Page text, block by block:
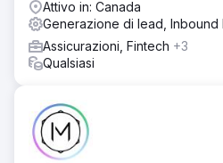
Attivo in: Canada
Generazione di lead, Inbound
Assicurazioni, Fintech +3
Qualsiasi